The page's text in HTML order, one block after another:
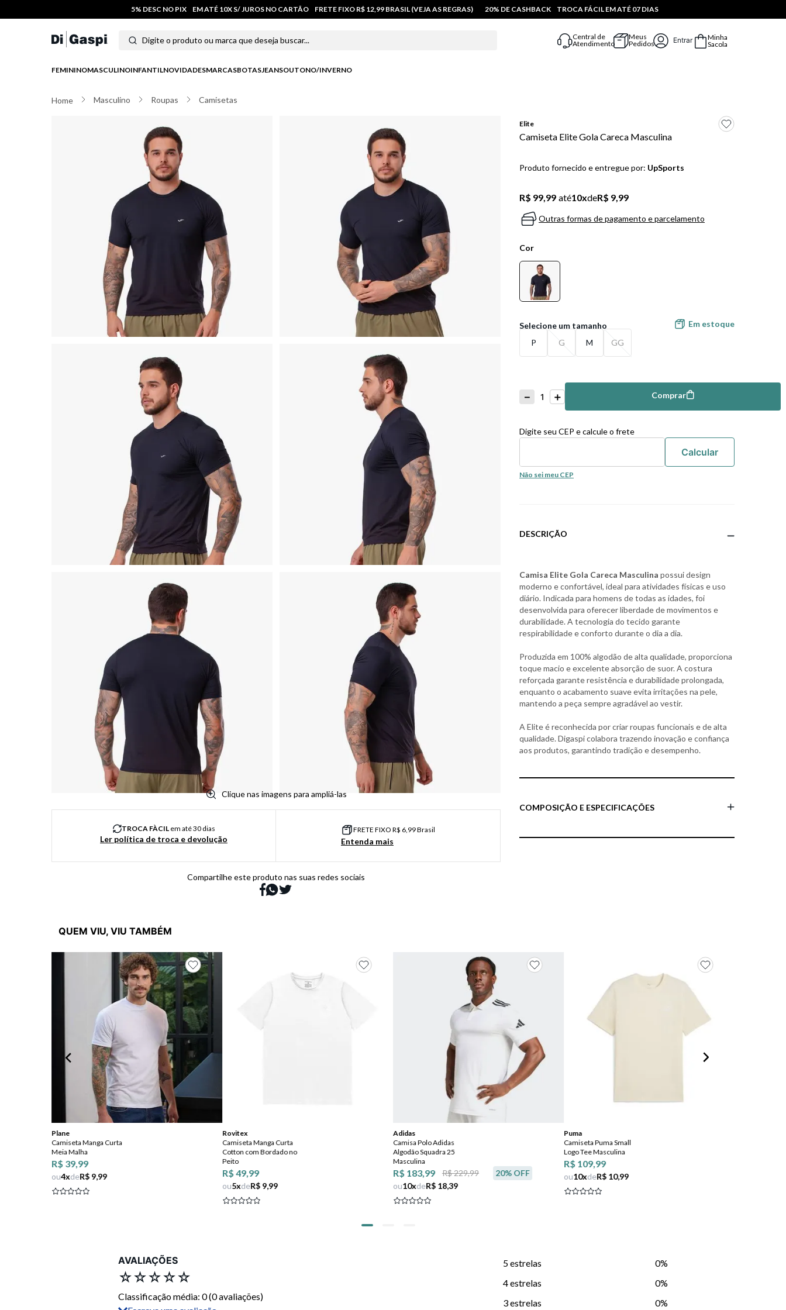
5% DESC NO PIX EM ATÉ 10X S/ JUROS NO CARTÃO FRETE FIXO R$ 12,99 BRASIL (VEJA AS REGRAS) 20% DE CASHBACK TROCA FÁCIL EM ATÉ 07 DIAS
Digite o produto ou marca que deseja buscar...
Central de
Atendimento
Meus
Pedidos
Entrar
Minha
Sacola
FEMININOMASCULINOINFANTILNOVIDADESMARCASBOTASJEANSOUTONO/INVERNO
Masculino Roupas Camisetas
Clique nas imagens para ampliá-las
TROCA FÀCILem até 30 dias
Ler política de troca e devolução
FRETE FIXO R$ 6,99 Brasil
Entenda mais
Compartilhe este produto nas suas redes sociais
Elite
Camiseta Elite Gola Careca Masculina
Produto fornecido e entregue por: UpSports
R$ 99,99 até10xdeR$ 9,99
Outras formas de pagamento e parcelamento
Cor
P G M GG
Em estoque
＋
－
Comprar Comprar
Digite seu CEP e calcule o frete
Não sei meu CEP
DESCRIÇÃO
Camisa Elite Gola Careca Masculina possui design
moderno e confortável, ideal para atividades físicas e uso
diário. Indicada para homens de todas as idades, foi
desenvolvida para oferecer liberdade de movimentos e
durabilidade. A tecnologia do tecido garante
respirabilidade e conforto durante o dia a dia.
Produzida em 100% algodão de alta qualidade, proporciona
toque macio e excelente absorção de suor. A costura
reforçada garante resistência e durabilidade prolongada,
enquanto o acabamento suave evita irritações na pele,
mantendo a peça sempre agradável ao vestir.
A Elite é reconhecida por criar roupas funcionais e de alta
qualidade. Digaspi colabora trazendo inovação e confiança
aos produtos, garantindo tradição e desempenho.
COMPOSIÇÃO E ESPECIFICAÇÕES
QUEM VIU, VIU TAMBÉM
Plane
Camiseta Manga Curta
Meia Malha
R$ 39,99
ou4xdeR$ 9,99
Rovitex
Camiseta Manga Curta
Cotton com Bordado no
Peito
R$ 49,99
ou5xdeR$ 9,99
Adidas
Camisa Polo Adidas
Algodão Squadra 25
Masculina
R$ 183,99 R$ 229,99 20% OFF
ou10xdeR$ 18,39
Puma
Camiseta Puma Small
Logo Tee Masculina
R$ 109,99
ou10xdeR$ 10,99
AVALIAÇÕES
☆☆☆☆☆
Classificação média: 0(0 avaliações)
5 estrelas
0%
4 estrelas
0%
3 estrelas
0%
moletom
tênis masculino
5º bota
8
10ºnew balance